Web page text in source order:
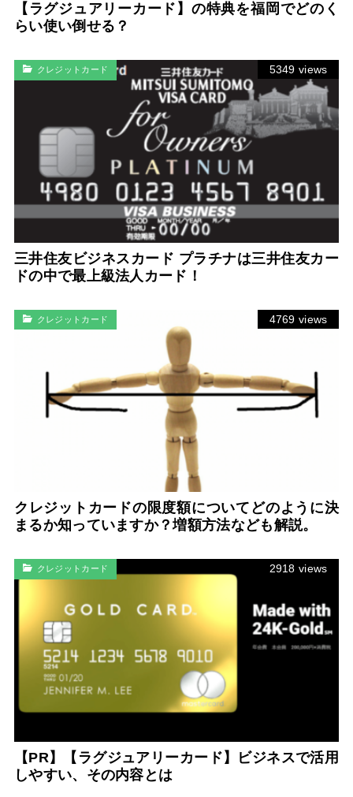
【ラグジュアリーカード】の特典を福岡でどのく
らい使い倒せる？
クレジットカード 5349 views
三井住友ビジネスカード プラチナは三井住友カー
ドの中で最上級法人カード！
クレジットカード 4769 views
クレジットカードの限度額についてどのように決
まるか知っていますか？増額方法なども解説。
クレジットカード 2918 views
【PR】【ラグジュアリーカード】ビジネスで活用
しやすい、その内容とは